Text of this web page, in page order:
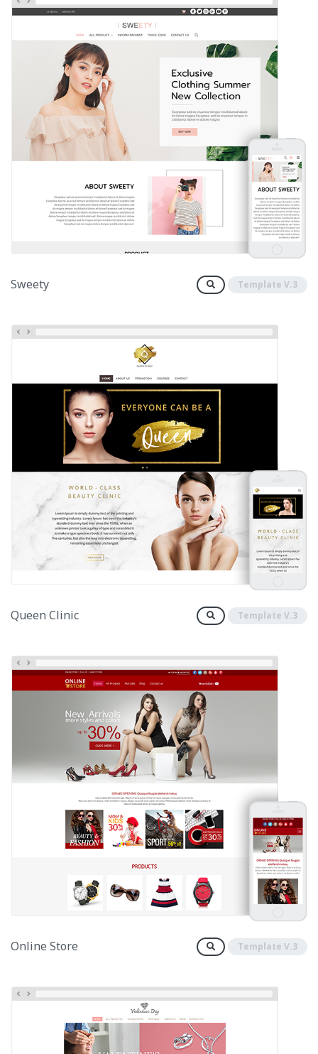
Sweety Template V.3
Queen Clinic Template V.3
Online Store Template V.3